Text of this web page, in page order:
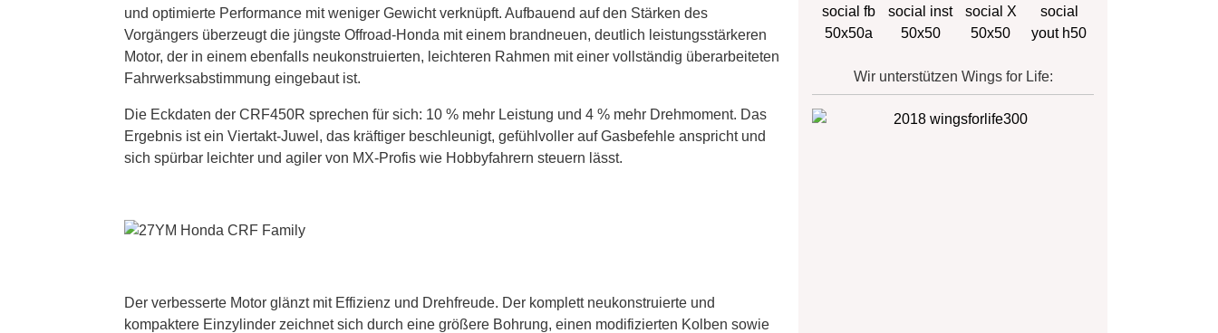
und optimierte Performance mit weniger Gewicht verknüpft. Aufbauend auf den Stärken des
Vorgängers überzeugt die jüngste Offroad-Honda mit einem brandneuen, deutlich leistungsstärkeren
Motor, der in einem ebenfalls neukonstruierten, leichteren Rahmen mit einer vollständig überarbeiteten
Fahrwerksabstimmung eingebaut ist.
Die Eckdaten der CRF450R sprechen für sich: 10 % mehr Leistung und 4 % mehr Drehmoment. Das
Ergebnis ist ein Viertakt-Juwel, das kräftiger beschleunigt, gefühlvoller auf Gasbefehle anspricht und
sich spürbar leichter und agiler von MX-Profis wie Hobbyfahrern steuern lässt.
Der verbesserte Motor glänzt mit Effizienz und Drehfreude. Der komplett neukonstruierte und
kompaktere Einzylinder zeichnet sich durch eine größere Bohrung, einen modifizierten Kolben sowie
Wir unterstützen Wings for Life: